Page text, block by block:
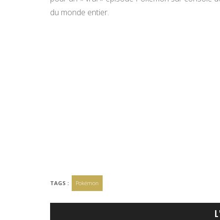
du monde entier.
TAGS : Pokémon